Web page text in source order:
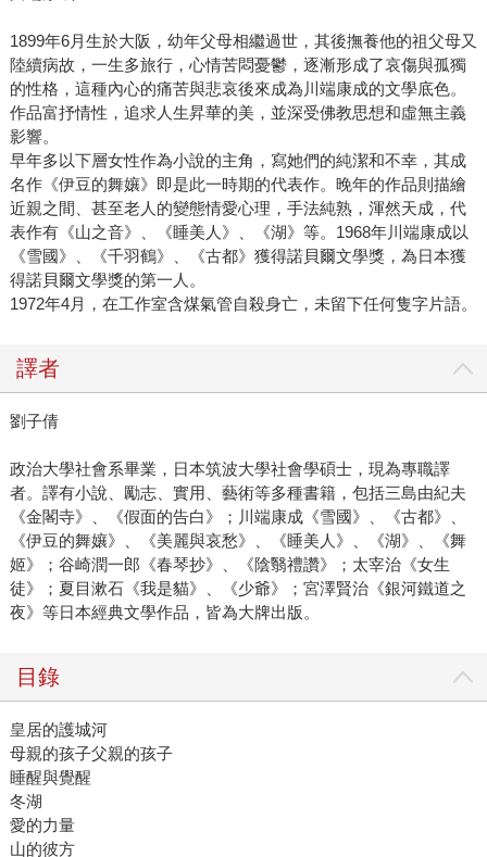
1899年6月生於大阪，幼年父母相繼過世，其後撫養他的祖父母又
陸續病故，一生多旅行，心情苦悶憂鬱，逐漸形成了哀傷與孤獨
的性格，這種內心的痛苦與悲哀後來成為川端康成的文學底色。
作品富抒情性，追求人生昇華的美，並深受佛教思想和虛無主義
影響。
早年多以下層女性作為小說的主角，寫她們的純潔和不幸，其成
名作《伊豆的舞孃》即是此一時期的代表作。晚年的作品則描繪
近親之間、甚至老人的變態情愛心理，手法純熟，渾然天成，代
表作有《山之音》、《睡美人》、《湖》等。1968年川端康成以
《雪國》、《千羽鶴》、《古都》獲得諾貝爾文學獎，為日本獲
得諾貝爾文學獎的第一人。
1972年4月，在工作室含煤氣管自殺身亡，未留下任何隻字片語。
譯者
劉子倩
政治大學社會系畢業，日本筑波大學社會學碩士，現為專職譯
者。譯有小說、勵志、實用、藝術等多種書籍，包括三島由紀夫
《金閣寺》、《假面的告白》；川端康成《雪國》、《古都》、
《伊豆的舞孃》、《美麗與哀愁》、《睡美人》、《湖》、《舞
姬》；谷崎潤一郎《春琴抄》、《陰翳禮讚》；太宰治《女生
徒》；夏目漱石《我是貓》、《少爺》；宮澤賢治《銀河鐵道之
夜》等日本經典文學作品，皆為大牌出版。
目錄
皇居的護城河
母親的孩子父親的孩子
睡醒與覺醒
冬湖
愛的力量
山的彼方